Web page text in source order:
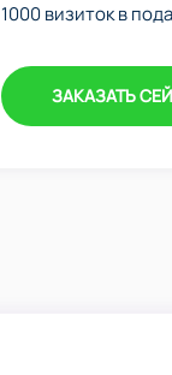
1000 визиток в
ЗАКАЗАТЬ